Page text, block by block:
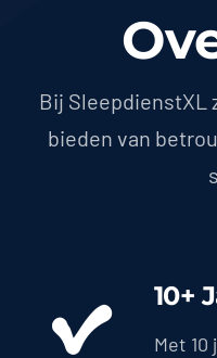
Bij SleepdienstXL
bieden van
10+
Met